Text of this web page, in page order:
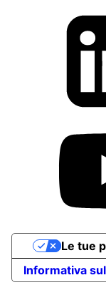
Informativa
Le tue